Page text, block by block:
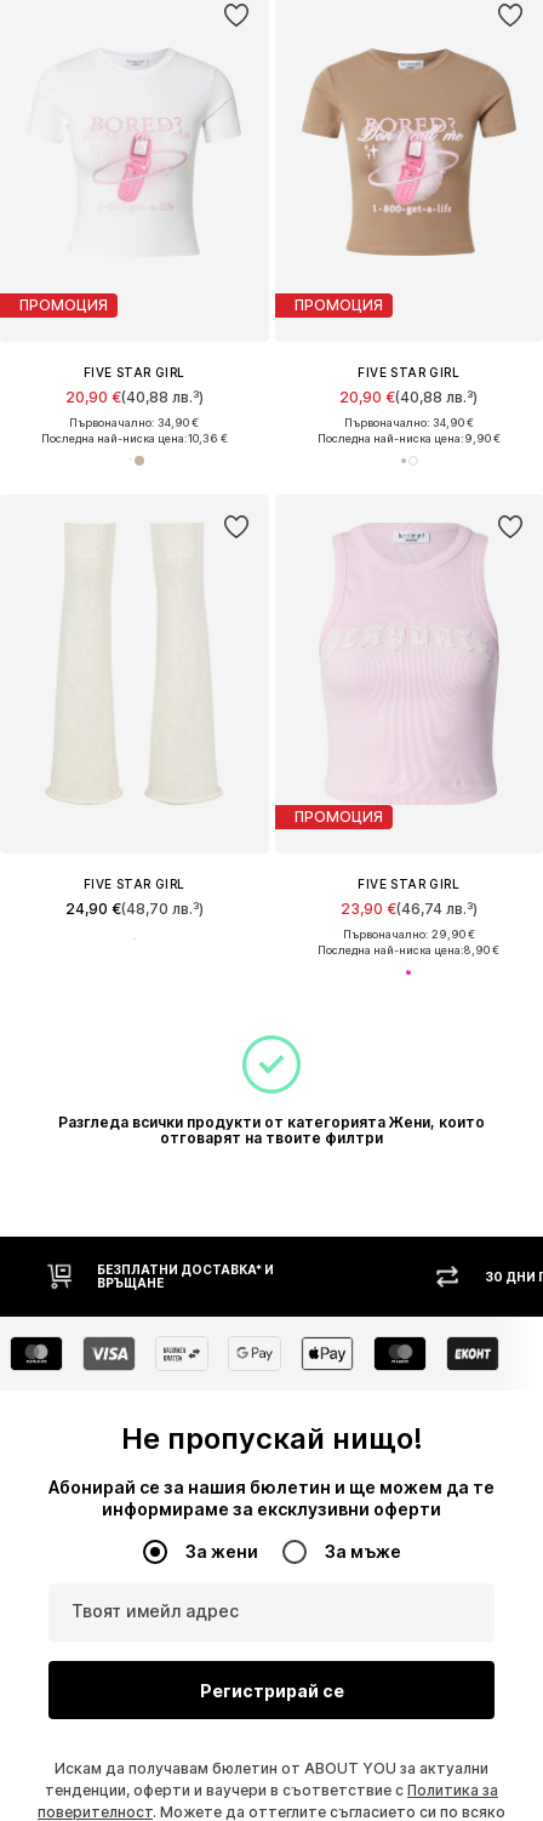
ПРОМОЦИЯ
FIVE STAR GIRL
20,90 €(40,88 лв.³)
Първоначално: 34,90 €
Последна най-ниска цена:10,36 €
ПРОМОЦИЯ
FIVE STAR GIRL
20,90 €(40,88 лв.³)
Първоначално: 34,90 €
Последна най-ниска цена:9,90 €
FIVE STAR GIRL
24,90 €(48,70 лв.³)
ПРОМОЦИЯ
FIVE STAR GIRL
23,90 €(46,74 лв.³)
Първоначално: 29,90 €
Последна най-ниска цена:8,90 €
Разгледа всички продукти от категорията Жени, които
отговарят на твоите филтри
30 ДНИ ПРАВО НА ВРЪЩАНЕ
Не пропускай нищо!
Абонирай се за нашия бюлетин и ще можем да те
информираме за ексклузивни оферти
За жени За мъже
Твоят имейл адрес
Регистрирай се
Искам да получавам бюлетин от ABOUT YOU за актуални
тенденции, оферти и ваучери в съответствие с Политика за
поверителност. Можете да оттеглите съгласието си по всяко